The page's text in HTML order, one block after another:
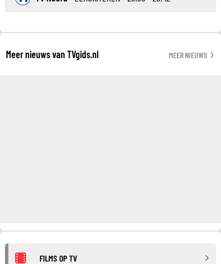
Meer nieuws van TVgids.nl MEER NIEUWS
FILMS OP TV